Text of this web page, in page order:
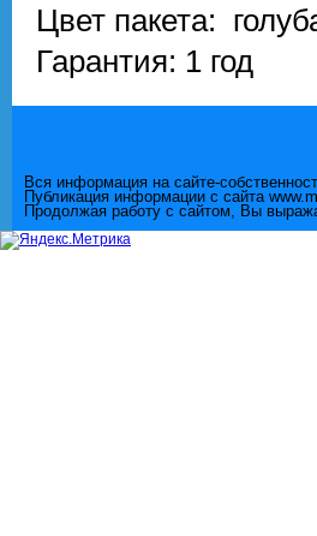
Цвет пакета:
Гарантия: 1 год
Вся информация на сайте-
Публикация информации с сайта
Продолжая работу с сайтом, Вы